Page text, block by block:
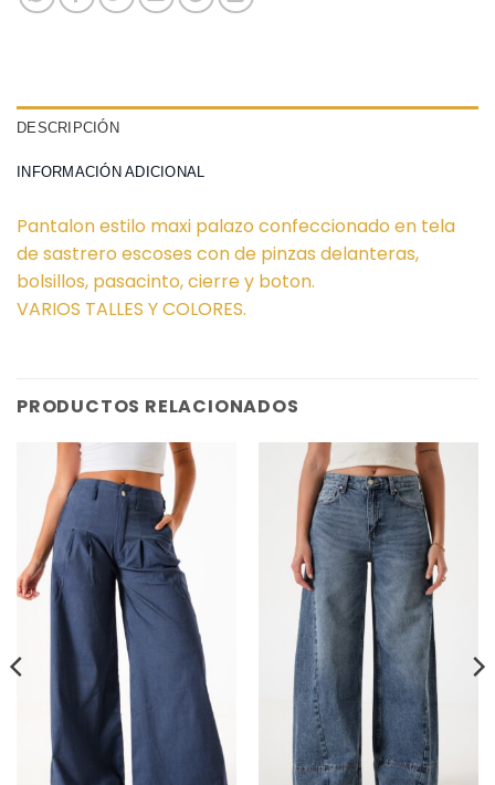
DESCRIPCIÓN
INFORMACIÓN ADICIONAL
Pantalon estilo maxi palazo confeccionado en tela
de sastrero escoses con de pinzas delanteras,
bolsillos, pasacinto, cierre y boton.
VARIOS TALLES Y COLORES.
PRODUCTOS RELACIONADOS